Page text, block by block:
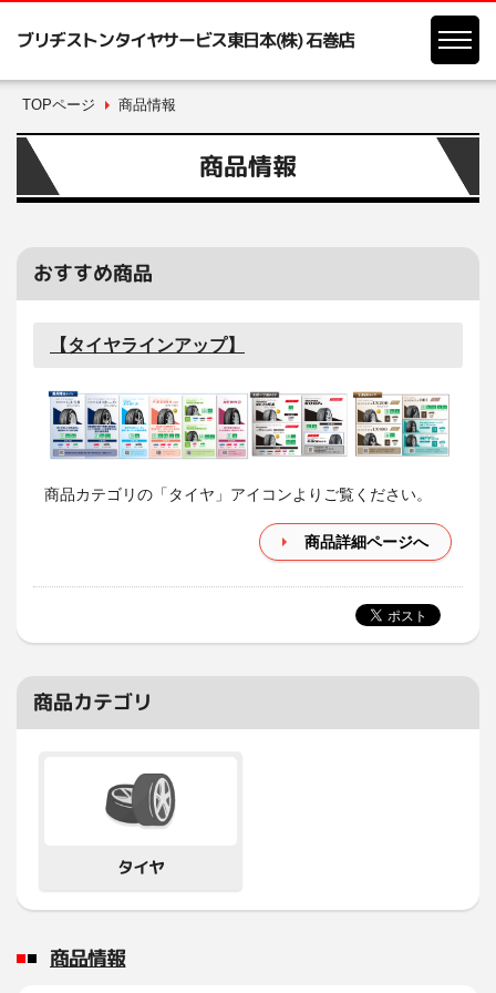
ブリヂストンタイヤサービス東日本(株) 石巻店
TOPページ 商品情報
商品情報
おすすめ商品
【タイヤラインアップ】
商品カテゴリの「タイヤ」アイコンよりご覧ください。
商品詳細ページへ
商品カテゴリ
タイヤ
商品情報